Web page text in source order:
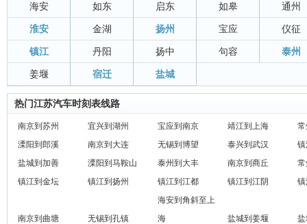
海安 如东 启东 如皋 通州
淮安 金湖 扬州 宝应 仪征
镇江 丹阳 扬中 句容 泰州
姜堰 宿迁 盐城
热门江苏汽车时刻表线路
南京到苏州 宜兴到湖州 宝应到南京 靖江到上海
溧阳到郎溪
南京到大连 无锡到博望 泰兴到武汉
盐城到加善
溧阳到马鞍山 泰州到大丰 南京到商丘
镇江到金坛
镇江到扬州 镇江到江都 镇江到江阴
南京到曲塘 无锡到孔镇
海安到角斜至上
海
盐城到姜堰